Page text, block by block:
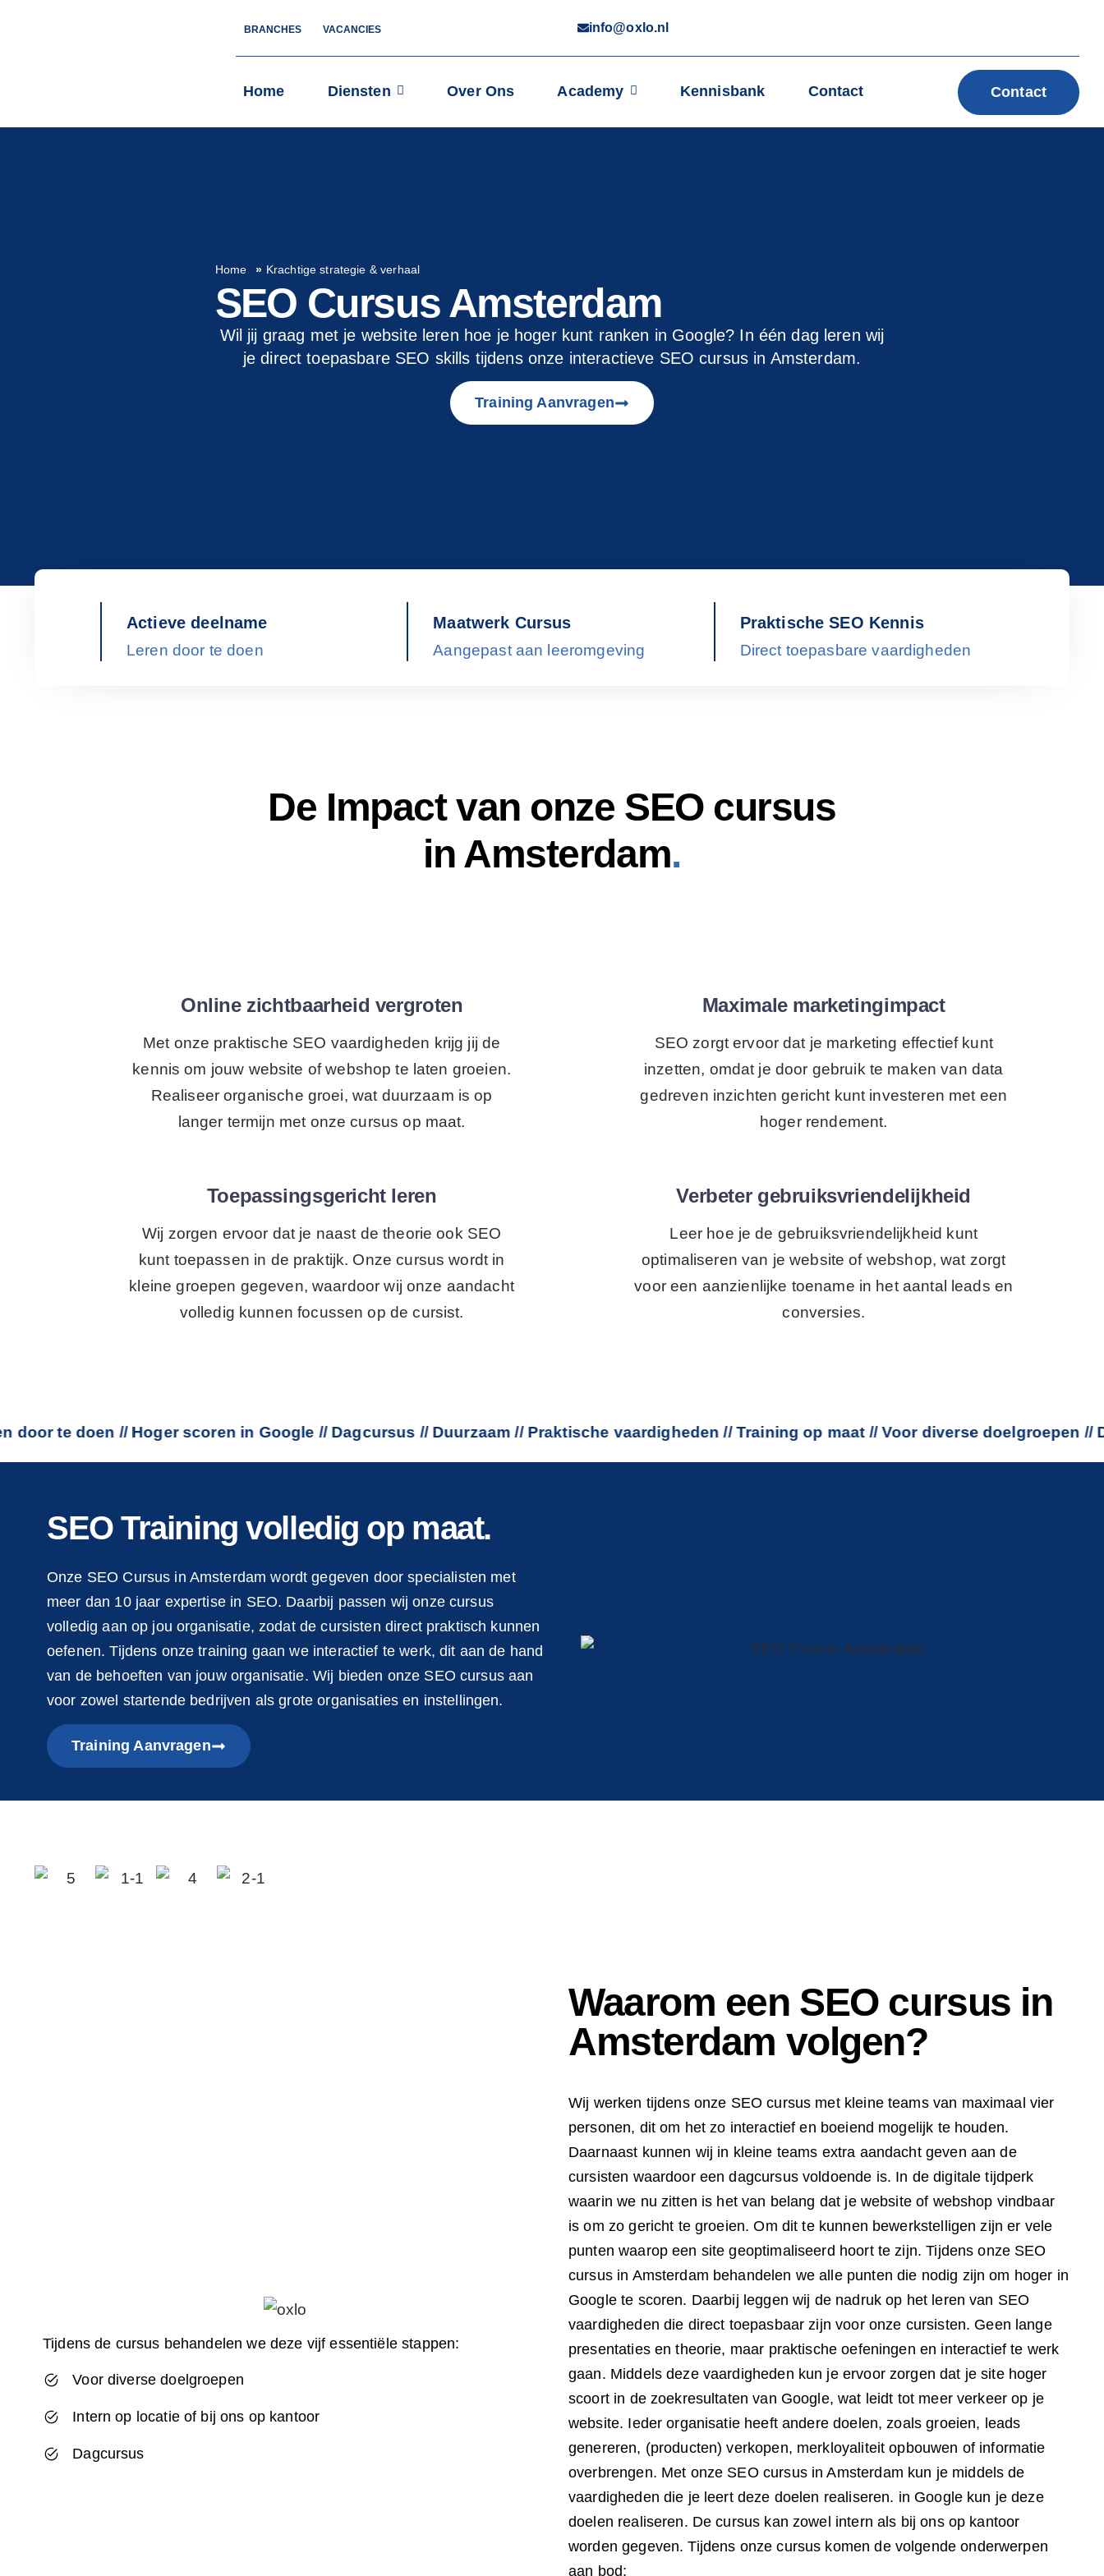
BRANCHES VACANCIES info@oxlo.nl
Home Diensten Over Ons Academy Kennisbank Contact Contact
Home » Krachtige strategie & verhaal
SEO Cursus Amsterdam
Wil jij graag met je website leren hoe je hoger kunt ranken in Google? In één dag leren wij
je direct toepasbare SEO skills tijdens onze interactieve SEO cursus in Amsterdam.
Training Aanvragen
Actieve deelname
Leren door te doen
Maatwerk Cursus
Aangepast aan leeromgeving
Praktische SEO Kennis
Direct toepasbare vaardigheden
De Impact van onze SEO cursus
in Amsterdam.
Online zichtbaarheid vergroten
Met onze praktische SEO vaardigheden krijg jij de
kennis om jouw website of webshop te laten groeien.
Realiseer organische groei, wat duurzaam is op
langer termijn met onze cursus op maat.
Toepassingsgericht leren
Wij zorgen ervoor dat je naast de theorie ook SEO
kunt toepassen in de praktijk. Onze cursus wordt in
kleine groepen gegeven, waardoor wij onze aandacht
volledig kunnen focussen op de cursist.
Maximale marketingimpact
SEO zorgt ervoor dat je marketing effectief kunt
inzetten, omdat je door gebruik te maken van data
gedreven inzichten gericht kunt investeren met een
hoger rendement.
Verbeter gebruiksvriendelijkheid
Leer hoe je de gebruiksvriendelijkheid kunt
optimaliseren van je website of webshop, wat zorgt
voor een aanzienlijke toename in het aantal leads en
conversies.
te doen // Hoger scoren in Google // Dagcursus // Duurzaam // Praktische vaardigheden // Training op maat // Voor diverse doelgroepen // Data
SEO Training volledig op maat.
Onze SEO Cursus in Amsterdam wordt gegeven door specialisten met
meer dan 10 jaar expertise in SEO. Daarbij passen wij onze cursus
volledig aan op jou organisatie, zodat de cursisten direct praktisch kunnen
oefenen. Tijdens onze training gaan we interactief te werk, dit aan de hand
van de behoeften van jouw organisatie. Wij bieden onze SEO cursus aan
voor zowel startende bedrijven als grote organisaties en instellingen.
Training Aanvragen
Tijdens de cursus behandelen we deze vijf essentiële stappen:
Voor diverse doelgroepen
Intern op locatie of bij ons op kantoor
Dagcursus
Waarom een SEO cursus in
Amsterdam volgen?
Wij werken tijdens onze SEO cursus met kleine teams van maximaal vier
personen, dit om het zo interactief en boeiend mogelijk te houden.
Daarnaast kunnen wij in kleine teams extra aandacht geven aan de
cursisten waardoor een dagcursus voldoende is. In de digitale tijdperk
waarin we nu zitten is het van belang dat je website of webshop vindbaar
is om zo gericht te groeien. Om dit te kunnen bewerkstelligen zijn er vele
punten waarop een site geoptimaliseerd hoort te zijn. Tijdens onze SEO
cursus in Amsterdam behandelen we alle punten die nodig zijn om hoger in
Google te scoren. Daarbij leggen wij de nadruk op het leren van SEO
vaardigheden die direct toepasbaar zijn voor onze cursisten. Geen lange
presentaties en theorie, maar praktische oefeningen en interactief te werk
gaan. Middels deze vaardigheden kun je ervoor zorgen dat je site hoger
scoort in de zoekresultaten van Google, wat leidt tot meer verkeer op je
website. Ieder organisatie heeft andere doelen, zoals groeien, leads
genereren, (producten) verkopen, merkloyaliteit opbouwen of informatie
overbrengen. Met onze SEO cursus in Amsterdam kun je middels de
vaardigheden die je leert deze doelen realiseren. in Google kun je deze
doelen realiseren. De cursus kan zowel intern als bij ons op kantoor
worden gegeven. Tijdens onze cursus komen de volgende onderwerpen
aan bod: